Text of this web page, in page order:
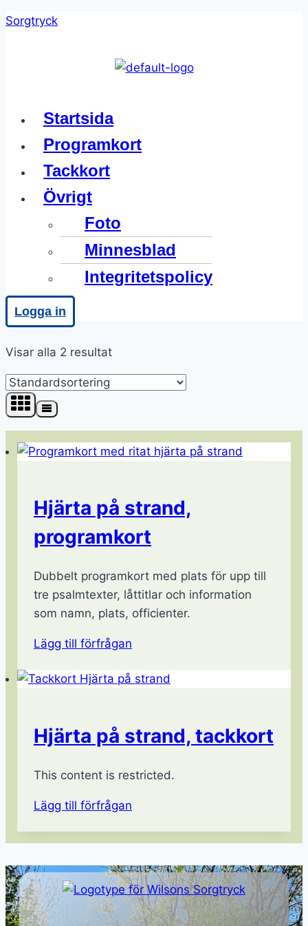
Skip
Sorgtryck
Startsida
Programkort
Tackkort
Övrigt
Foto
Minnesblad
Integritetspolicy
Logga in
Visar alla 2 resultat
Hjärta på strand,
programkort
Dubbelt programkort med plats för upp till
tre psalmtexter, låttitlar och information
som namn, plats, officienter.
Lägg till förfrågan
Hjärta på strand, tackkort
This content is restricted.
Lägg till förfrågan